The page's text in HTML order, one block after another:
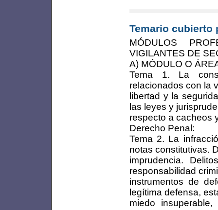
Temario cubierto
MÓDULOS
VIGILANTES DE
A) MÓDULO O
Tema 1. La
relacionados con la
libertad y la
las leyes y
respecto a cacheos
Derecho Penal:
Tema 2. La
notas constitutivas.
imprudencia.
responsabilidad
instrumentos de
legítima defensa,
miedo